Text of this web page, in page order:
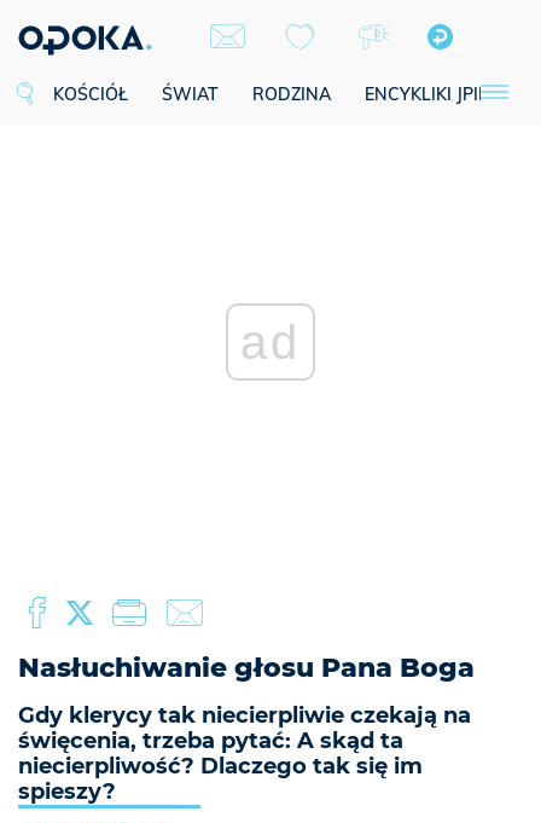
KOŚCIÓŁ ŚWIAT RODZINA ENCYKLIKI JPII
ad
Nasłuchiwanie głosu Pana Boga
Gdy klerycy tak niecierpliwie czekają na
święcenia, trzeba pytać: A skąd ta
niecierpliwość? Dlaczego tak się im
spieszy?